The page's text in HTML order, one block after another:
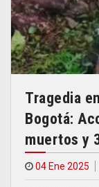
Tragedia
Bogotá:
muertos y
04 Ene 2025